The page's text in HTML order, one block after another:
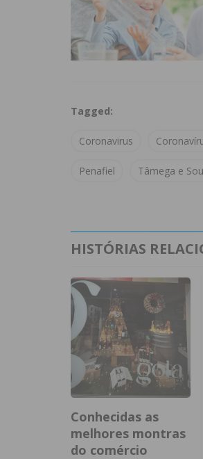
Tagged:
Coronavirus
Penafiel Tâmega e
HISTÓRIAS
Conhecidas as
melhores montras
do comércio